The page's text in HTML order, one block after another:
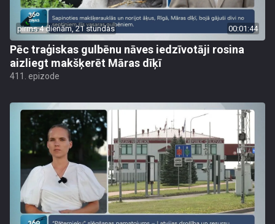
pirms 4 dienām, 21 stundas 00:01:44
Pēc traģiskas gulbēnu nāves iedzīvotāji rosina
aizliegt makšķerēt Māras dīķī
411. epizode